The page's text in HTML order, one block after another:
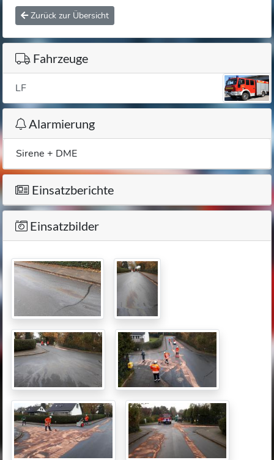
Zurück zur Übersicht
Fahrzeuge
LF
Alarmierung
Sirene + DME
Einsatzberichte
Einsatzbilder